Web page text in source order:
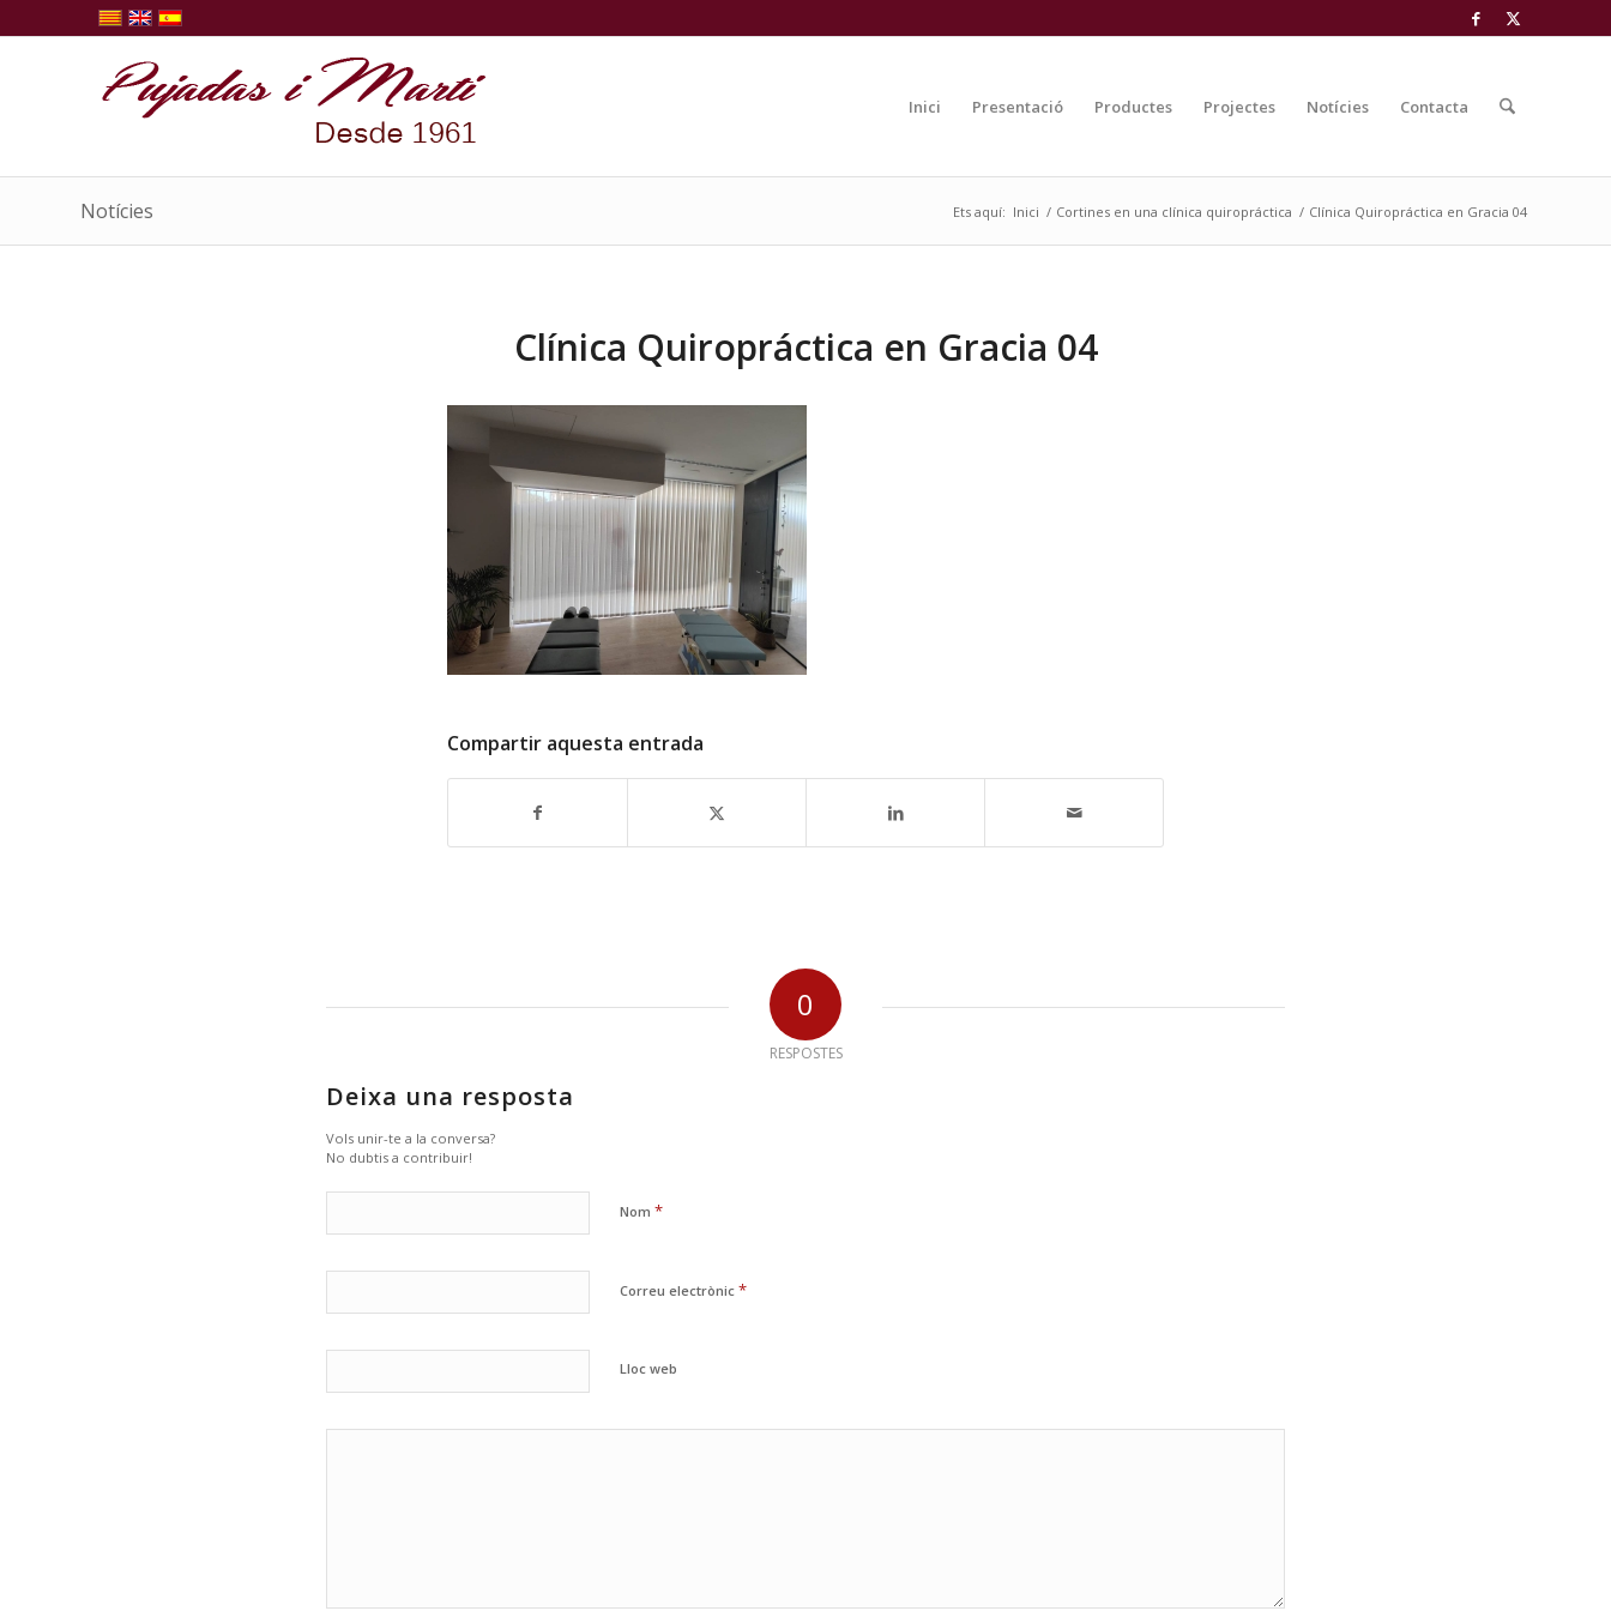
Inici Presentació Productes Projectes Notícies Contacta
Notícies Ets aquí: Inici / Cortines en una clínica quiropráctica / Clínica Quiropráctica en Gracia 04
Clínica Quiropráctica en Gracia 04
Compartir aquesta entrada
0
RESPOSTES
Deixa una resposta
Vols unir-te a la conversa?
No dubtis a contribuir!
Nom *
Correu electrònic *
Lloc web